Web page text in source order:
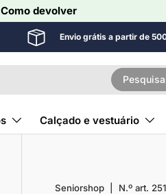
Como devolver
Envio grátis a partir de
Calçado e vestuário
Seniorshop N.º art.